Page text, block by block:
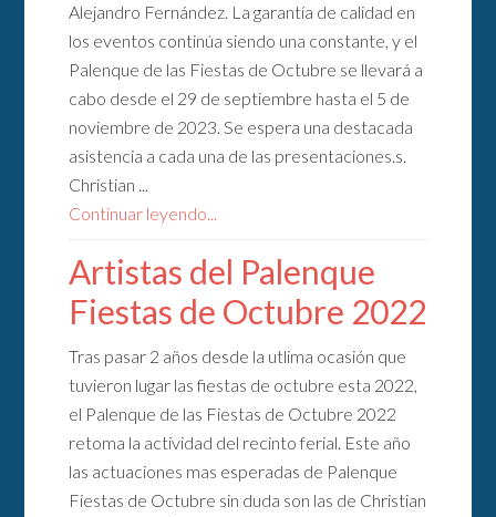
Alejandro Fernández. La garantía de calidad en
los eventos continúa siendo una constante, y el
Palenque de las Fiestas de Octubre se llevará a
cabo desde el 29 de septiembre hasta el 5 de
noviembre de 2023. Se espera una destacada
asistencia a cada una de las presentaciones.s.
Christian ...
Continuar leyendo...
Artistas del Palenque
Fiestas de Octubre 2022
Tras pasar 2 años desde la utlima ocasión que
tuvieron lugar las fiestas de octubre esta 2022,
el Palenque de las Fiestas de Octubre 2022
retoma la actividad del recinto ferial. Este año
las actuaciones mas esperadas de Palenque
Fiestas de Octubre sin duda son las de Christian